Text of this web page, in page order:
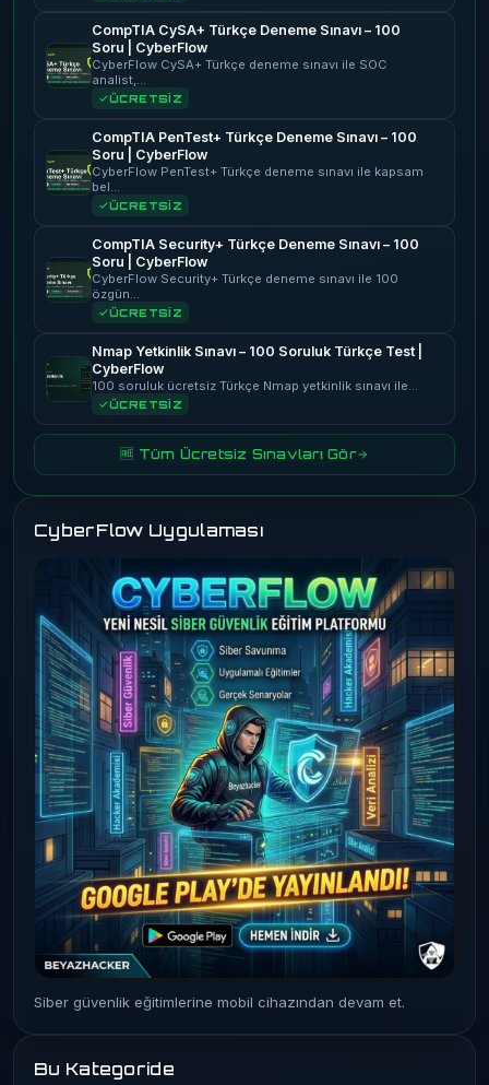
CompTIA CySA+ Türkçe Deneme Sınavı – 100
Soru | CyberFlow
CyberFlow CySA+ Türkçe deneme sınavı ile SOC
analist,…
ÜCRETSİZ
CompTIA PenTest+ Türkçe Deneme Sınavı – 100
Soru | CyberFlow
CyberFlow PenTest+ Türkçe deneme sınavı ile kapsam
bel…
ÜCRETSİZ
CompTIA Security+ Türkçe Deneme Sınavı – 100
Soru | CyberFlow
CyberFlow Security+ Türkçe deneme sınavı ile 100
özgün…
ÜCRETSİZ
Nmap Yetkinlik Sınavı – 100 Soruluk Türkçe Test |
CyberFlow
100 soruluk ücretsiz Türkçe Nmap yetkinlik sınavı ile…
ÜCRETSİZ
🆓 Tüm Ücretsiz Sınavları Gör
CyberFlow Uygulaması
Siber güvenlik eğitimlerine mobil cihazından devam et.
Bu Kategoride